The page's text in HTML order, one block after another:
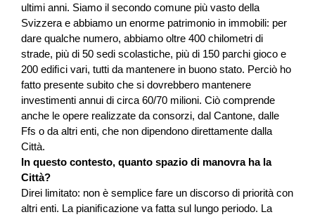
ultimi anni. Siamo il secondo comune più vasto della
Svizzera e abbiamo un enorme patrimonio in immobili: per
dare qualche numero, abbiamo oltre 400 chilometri di
strade, più di 50 sedi scolastiche, più di 150 parchi gioco e
200 ediﬁci vari, tutti da mantenere in buono stato. Perciò ho
fatto presente subito che si dovrebbero mantenere
investimenti annui di circa 60/70 milioni. Ciò comprende
anche le opere realizzate da consorzi, dal Cantone, dalle
Ffs o da altri enti, che non dipendono direttamente dalla
Città.
In questo contesto, quanto spazio di manovra ha la
Città?
Direi limitato: non è semplice fare un discorso di priorità con
altri enti. La pianiﬁcazione va fatta sul lungo periodo. La